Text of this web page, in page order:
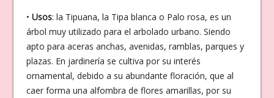
• Usos: la Tipuana, la Tipa blanca o Palo rosa, es un
árbol muy utilizado para el arbolado urbano. Siendo
apto para aceras anchas, avenidas, ramblas, parques y
plazas. En jardinería se cultiva por su interés
ornamental, debido a su abundante floración, que al
caer forma una alfombra de flores amarillas, por su